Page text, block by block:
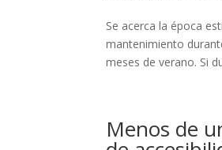
Se acerca la época
mantenimiento
meses de verano. Si
Menos de